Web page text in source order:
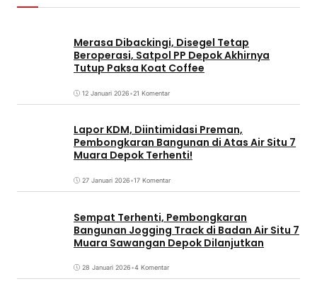
Merasa Dibackingi, Disegel Tetap
Beroperasi, Satpol PP Depok Akhirnya
Tutup Paksa Koat Coffee
12 Januari 2026•21 Komentar
Lapor KDM, Diintimidasi Preman,
Pembongkaran Bangunan di Atas Air Situ 7
Muara Depok Terhenti!
27 Januari 2026•17 Komentar
Sempat Terhenti, Pembongkaran
Bangunan Jogging Track di Badan Air Situ 7
Muara Sawangan Depok Dilanjutkan
28 Januari 2026•4 Komentar